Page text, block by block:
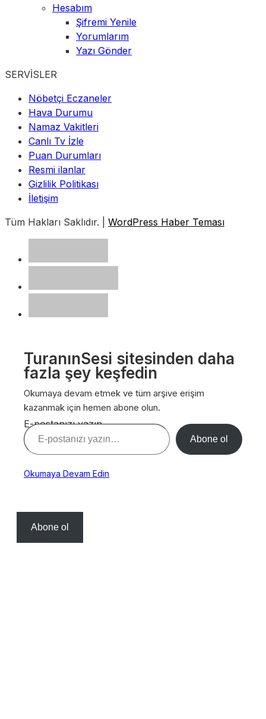
Hesabım
Şifremi Yenile
Yorumlarım
Yazı Gönder
SERVİSLER
Nöbetçi Eczaneler
Hava Durumu
Namaz Vakitleri
Canlı Tv İzle
Puan Durumları
Resmi ilanlar
Gizlilik Politikası
İletişim
Tüm Hakları Saklıdır. | WordPress Haber Teması
TuranınSesi sitesinden daha
fazla şey keşfedin
Okumaya devam etmek ve tüm arşive erişim
kazanmak için hemen abone olun.
E-postanızı yazın…
Abone ol
Okumaya Devam Edin
Abone ol